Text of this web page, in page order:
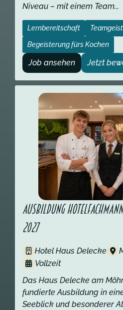
Niveau – mit einem Team...
Lernbereitschaft Teamgeist
Begeisterung fürs Kochen
Job ansehen Jetzt
Ausbildung
2027
Hotel Haus Delecke
Vollzeit
Das Haus Delecke am
fundierte Ausbildung in
Seeblick und besonderer